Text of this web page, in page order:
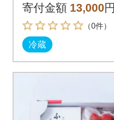
g(川崎町)
寄付金額 13,000円
（0件）
冷蔵